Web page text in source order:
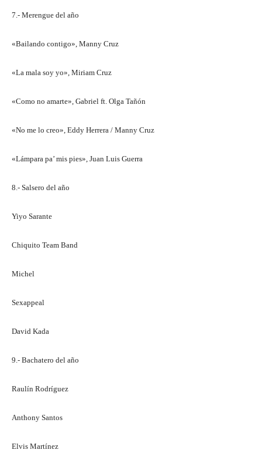
7.- Merengue del año
«Bailando contigo», Manny Cruz
«La mala soy yo», Miriam Cruz
«Como no amarte», Gabriel ft. Olga Tañón
«No me lo creo», Eddy Herrera / Manny Cruz
«Lámpara pa’ mis pies», Juan Luis Guerra
8.- Salsero del año
Yiyo Sarante
Chiquito Team Band
Michel
Sexappeal
David Kada
9.- Bachatero del año
Raulín Rodríguez
Anthony Santos
Elvis Martínez